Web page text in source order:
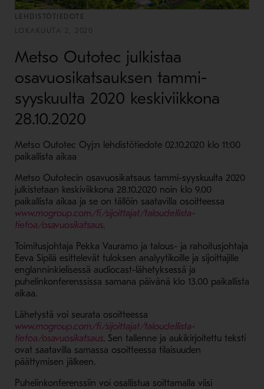
LEHDISTÖTIEDOTE
LOKAKUUTA 2, 2020
Metso Outotec julkistaa
osavuosikatsauksen tammi-
syyskuulta 2020 keskiviikkona
28.10.2020
Metso Outotec Oyj:n lehdistötiedote 02.10.2020 klo 11:00
paikallista aikaa
Metso Outotecin osavuosikatsaus tammi-syyskuulta 2020
julkistetaan keskiviikkona 28.10.2020 noin klo 9.00
paikallista aikaa ja se on tällöin saatavilla osoitteessa
www.mogroup.com/fi/sijoittajat/taloudellista-
tietoa/osavuosikatsaus- Avaa uudessa ikkunassa
.
Toimitusjohtaja Pekka Vauramo ja talous- ja rahoitusjohtaja
Eeva Sipilä esittelevät tuloksen analyytikoille ja sijoittajille
englanninkielisessä audiocast-lähetyksessä ja
puhelinkonferenssissa samana päivänä klo 13.00 paikallista
aikaa.
Lähetystä voi seurata osoitteessa
www.mogroup.com/fi/sijoittajat/taloudellista-
tietoa/osavuosikatsaus- Avaa uudessa ikkunassa
. Sen tallenne ja aukikirjoitettu teksti
ovat saatavilla samassa osoitteessa tilaisuuden
päättymisen jälkeen.
Puhelinkonferenssiin voi osallistua soittamalla viisi